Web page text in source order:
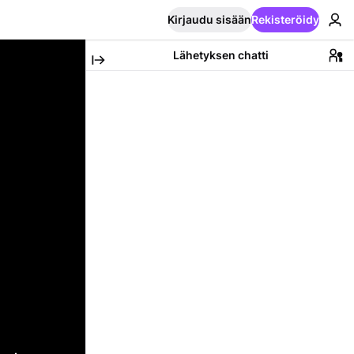
Kirjaudu sisäänRekisteröidy
Lähetyksen chatti